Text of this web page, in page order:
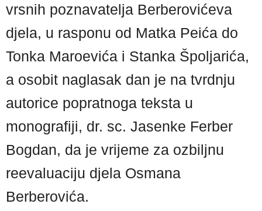
vrsnih poznavatelja Berberovićeva
djela, u rasponu od Matka Peića do
Tonka Maroevića i Stanka Špoljarića,
a osobit naglasak dan je na tvrdnju
autorice popratnoga teksta u
monografiji, dr. sc. Jasenke Ferber
Bogdan, da je vrijeme za ozbiljnu
reevaluaciju djela Osmana
Berberovića.